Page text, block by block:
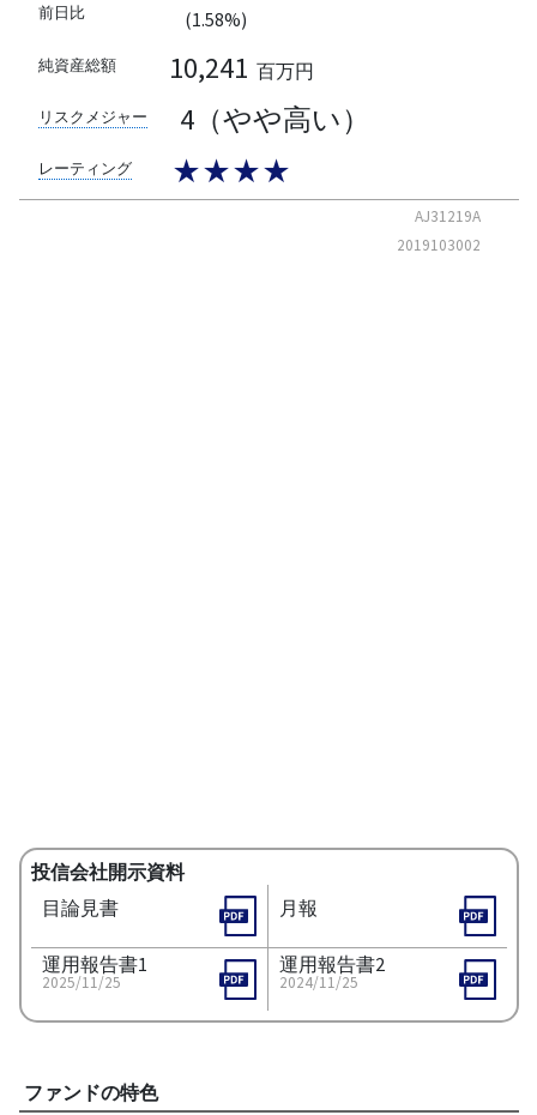
前日比
(1.58%)
純資産総額 10,241 百万円
リスクメジャー 4（やや高い）
レーティング ★★★★
AJ31219A
2019103002
投信会社開示資料
目論見書
月報
運用報告書1
2025/11/25
運用報告書2
2024/11/25
ファンドの特色